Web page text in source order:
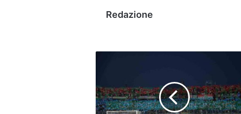
Redazione
Catania
parte
forte: